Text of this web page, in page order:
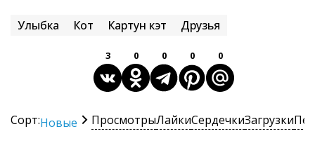
Улыбка Кот Картун кэт Друзья
3 0 0 0 0
Сорт:Новые ПросмотрыЛайкиСердечкиЗагрузки